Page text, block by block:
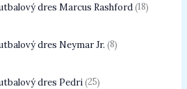
dres Marcus Rashford 18
dres Neymar Jr. 8
dres Pedri 25